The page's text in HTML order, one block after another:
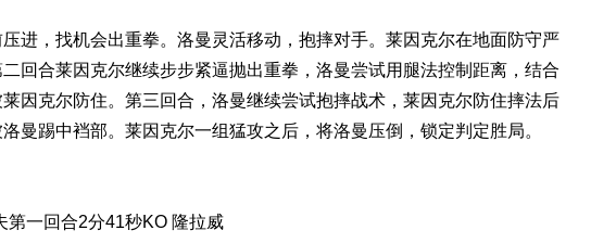
进，找机会出重拳。洛曼灵活移动，抱摔对手。莱因克尔在地面防守严
回合莱因克尔继续步步紧逼抛出重拳，洛曼尝试用腿法控制距离，结合
因克尔防住。第三回合，洛曼继续尝试抱摔战术，莱因克尔防住摔法后
曼踢中裆部。莱因克尔一组猛攻之后，将洛曼压倒，锁定判定胜局。
第一回合2分41秒KO 隆拉威